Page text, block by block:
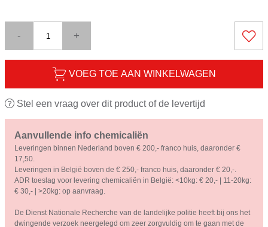
- +
VOEG TOE AAN WINKELWAGEN
Stel een vraag over dit product of de levertijd
Aanvullende info chemicaliën
Leveringen binnen Nederland boven € 200,- franco huis, daaronder €
17,50.
Leveringen in België boven de € 250,- franco huis, daaronder € 20,-.
ADR toeslag voor levering chemicaliën in België: <10kg: € 20,- | 11-20kg:
€ 30,- | >20kg: op aanvraag.
De Dienst Nationale Recherche van de landelijke politie heeft bij ons het
dwingende verzoek neergelegd om zeer zorgvuldig om te gaan met de